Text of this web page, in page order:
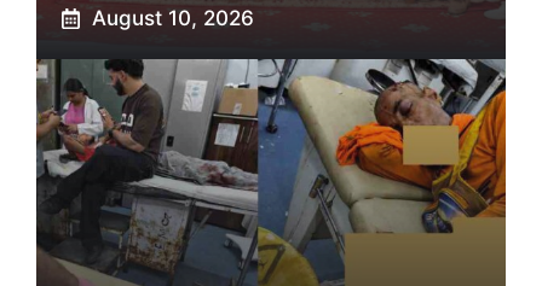
August 10, 2026